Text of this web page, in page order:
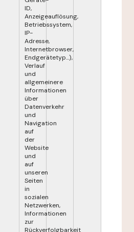
ID,
Anzeigeauflösung,
Betriebssystem,
IP-
Adresse,
Internetbrowser,
Endgerätetyp...),
Verlauf
und
allgemeinere
Informationen
über
Datenverkehr
und
Navigation
auf
der
Website
und
auf
unseren
Seiten
in
sozialen
Netzwerken,
Informationen
zur
Rückverfolgbarkeit